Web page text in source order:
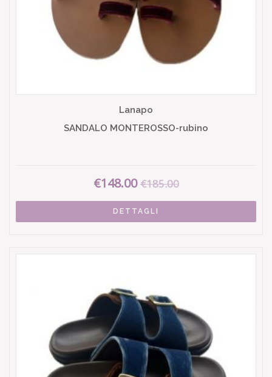
Lanapo
SANDALO MONTEROSSO-rubino
€148.00 €185.00
DETTAGLI